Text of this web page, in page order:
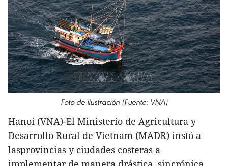
Foto de ilustración (Fuente: VNA)
Hanoi (VNA)-El Ministerio de Agricultura y
Desarrollo Rural de Vietnam (MADR) instó a
lasprovincias y ciudades costeras a